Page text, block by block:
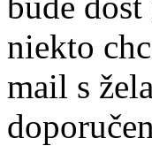
niekto
mail s